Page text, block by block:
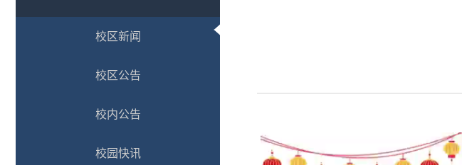
校区新闻
校区公告
校内公告
校园快讯